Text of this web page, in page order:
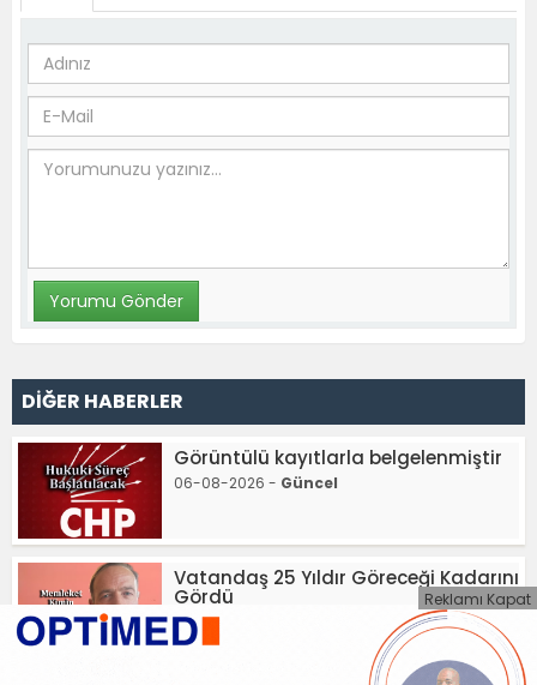
DİĞER HABERLER
Görüntülü kayıtlarla belgelenmiştir
06-08-2026 - Güncel
Vatandaş 25 Yıldır Göreceği Kadarını
Gördü
06-08-2026 -
Reklamı Kapat